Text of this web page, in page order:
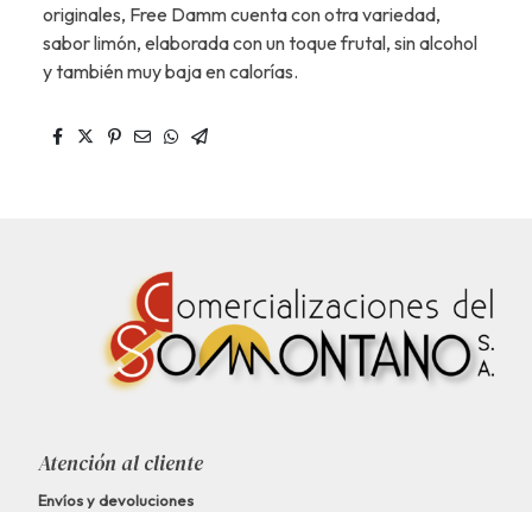
originales, Free Damm cuenta con otra variedad,
sabor limón, elaborada con un toque frutal, sin alcohol
y también muy baja en calorías.
Atención al cliente
Envíos y devoluciones